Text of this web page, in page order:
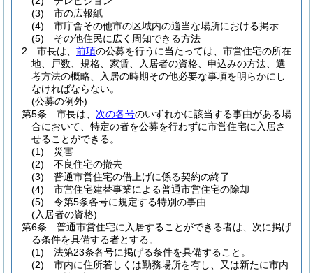
(3)
市の広報紙
(4)
市庁舎その他市の区域内の適当な場所における掲示
(5)
その他住民に広く周知できる方法
2
市長は、 前項の公募を行うに当たっては、市営住宅の所在
地、戸数、規格、家賃、入居者の資格、申込みの方法、選
考方法の概略、入居の時期その他必要な事項を明らかにし
なければならない。
(公募の例外)
第5条
市長は、 次の各号のいずれかに該当する事由がある場
合において、特定の者を公募を行わずに市営住宅に入居さ
せることができる。
(1)
災害
(2)
不良住宅の撤去
(3)
普通市営住宅の借上げに係る契約の終了
(4)
市営住宅建替事業による普通市営住宅の除却
(5)
令第5条各号に規定する特別の事由
(入居者の資格)
第6条
普通市営住宅に入居することができる者は、次に掲げ
る条件を具備する者とする。
(1)
法第23条各号に掲げる条件を具備すること。
(2)
市内に住所若しくは勤務場所を有し、又は新たに市内